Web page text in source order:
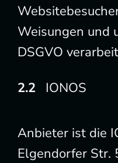
Weisungen und
DSGVO
IONOS
Anbieter ist die
Elgendorfer Str.